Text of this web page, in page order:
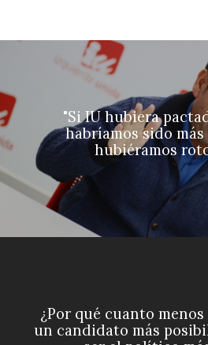
"Si IU hubiera
habríamos sido
hubiéramos
¿Por qué cuanto
un candidato más